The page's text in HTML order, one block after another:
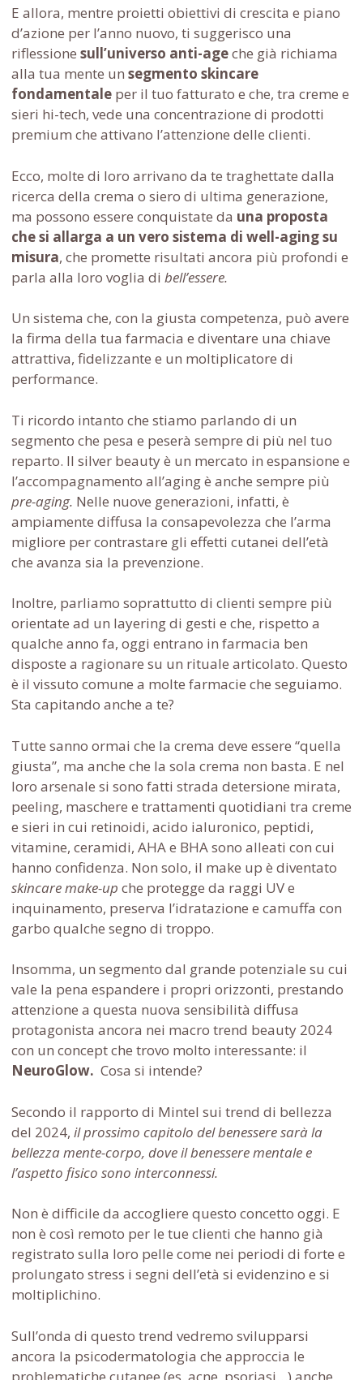
E allora, mentre proietti obiettivi di crescita e piano
d’azione per l’anno nuovo, ti suggerisco una
riflessione sull’universo anti-ageche già richiama
alla tua mente un segmento skincare
fondamentale per il tuo fatturato e che, tra creme e
sieri hi-tech, vede una concentrazione di prodotti
premium che attivano l’attenzione delle clienti.
Ecco, molte di loro arrivano da te traghettate dalla
ricerca della crema o siero di ultima generazione,
ma possono essere conquistate da una proposta
che si allarga a un vero sistema di well-aging su
misura, che promette risultati ancora più profondi e
parla alla loro voglia di bell’essere.
Un sistema che, con la giusta competenza, può avere
la firma della tua farmacia e diventare una chiave
attrattiva, fidelizzante e un moltiplicatore di
performance.
Ti ricordo intanto che stiamo parlando di un
segmento che pesa e peserà sempre di più nel tuo
reparto. Il silver beauty è un mercato in espansione e
l’accompagnamento all’aging è anche sempre più
pre-aging. Nelle nuove generazioni, infatti, è
ampiamente diffusa la consapevolezza che l’arma
migliore per contrastare gli effetti cutanei dell’età
che avanza sia la prevenzione.
Inoltre, parliamo soprattutto di clienti sempre più
orientate ad un layering di gesti e che, rispetto a
qualche anno fa, oggi entrano in farmacia ben
disposte a ragionare su un rituale articolato. Questo
è il vissuto comune a molte farmacie che seguiamo.
Sta capitando anche a te?
Tutte sanno ormai che la crema deve essere “quella
giusta”, ma anche che la sola crema non basta. E nel
loro arsenale si sono fatti strada detersione mirata,
peeling, maschere e trattamenti quotidiani tra creme
e sieri in cui retinoidi, acido ialuronico, peptidi,
vitamine, ceramidi, AHA e BHA sono alleati con cui
hanno confidenza. Non solo, il make up è diventato
skincare make-up che protegge da raggi UV e
inquinamento, preserva l’idratazione e camuffa con
garbo qualche segno di troppo.
Insomma, un segmento dal grande potenziale su cui
vale la pena espandere i propri orizzonti, prestando
attenzione a questa nuova sensibilità diffusa
protagonista ancora nei macro trend beauty 2024
con un concept che trovo molto interessante: il
NeuroGlow. Cosa si intende?
Secondo il rapporto di Mintel sui trend di bellezza
del 2024, il prossimo capitolo del benessere sarà la
bellezza mente-corpo, dove il benessere mentale e
l’aspetto fisico sono interconnessi.
Non è difficile da accogliere questo concetto oggi. E
non è così remoto per le tue clienti che hanno già
registrato sulla loro pelle come nei periodi di forte e
prolungato stress i segni dell’età si evidenzino e si
moltiplichino.
Sull’onda di questo trend vedremo svilupparsi
ancora la psicodermatologia che approccia le